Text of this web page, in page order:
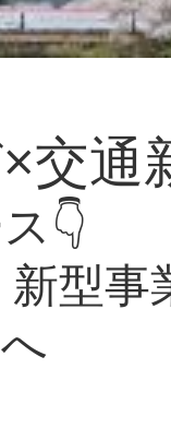
交通
👇
型